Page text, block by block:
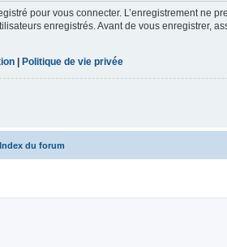
pour vous connecter. L’enregistrement ne
enregistrés. Avant de vous enregistrer,
| Politique de vie privée
Index du forum